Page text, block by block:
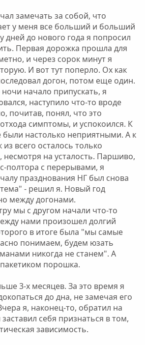
замечать за собой, что
у меня все больший и больший
дней до нового года я попросил
Первая дорожка прошла для
и через сорок минут я
И вот тут поперло. Ох как
догон, потом еще один.
начало припускать, я
наступило что-то вроде
почитав, понял, что это
симптомы, и успокоился. К
настолько неприятными. А к
всего осталось только
несмотря на усталость. Паршиво,
полтора с перерывами, я
празднования НГ был снова
- решил я. Новый год
между догонами.
мы с другом начали что-то
нами произошел долгий
в итоге была "мы самые
понимаем, будем юзать
никогда не станем". А
порошка.
3-х месяцев. За это время я
до дна, не замечая его
я, наконец-то, обратил на
себя признаться в том,
зависимость.